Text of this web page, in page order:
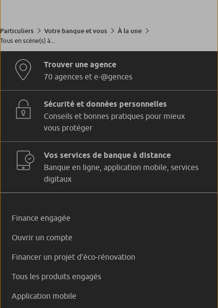
Particuliers Votre banque et vous
À la une
Tous en scène(s) à...
Trouver une agence
70 agences et e-@gences
Sécurité et données personnelles
Conseils et bonnes pratiques pour mieux
vous protéger
Vos services de banque à distance
Banque en ligne, application mobile, services
digitaux
Finance engagée
Ouvrir un compte
Financer un projet d'éco-rénovation
Tous les produits engagés
Application mobile